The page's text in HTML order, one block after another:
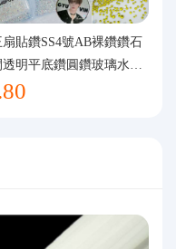
扇貼鑽SS4號AB裸鑽鑽石
透明平底鑽圓鑽玻璃水鑽
飾